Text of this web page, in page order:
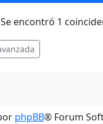
Se encontró 1
phpBB® Forum